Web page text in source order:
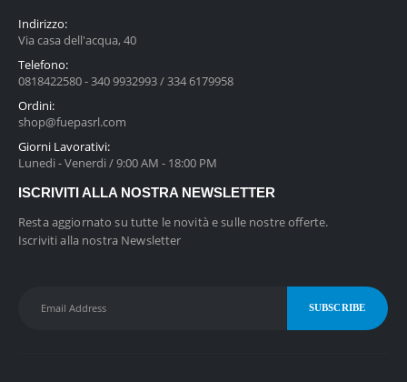
Indirizzo:
Via casa dell'acqua, 40
Telefono:
0818422580 - 340 9932993 / 334 6179958
Ordini:
shop@fuepasrl.com
Giorni Lavorativi:
Lunedi - Venerdi / 9:00 AM - 18:00 PM
ISCRIVITI ALLA NOSTRA NEWSLETTER
Resta aggiornato su tutte le novità e sulle nostre offerte.
Iscriviti alla nostra Newsletter